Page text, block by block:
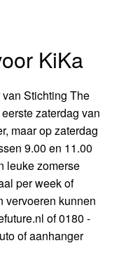
KiKa
Stichting The
zaterdag van
maar op zaterdag
9.00 en 11.00
leuke zomerse
per week of
vervoeren kunnen
of 0180 -
of aanhanger